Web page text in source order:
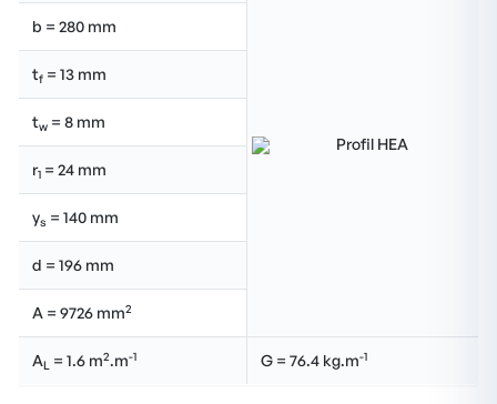
b = 280 mm
tf = 13 mm
tw = 8 mm
r1 = 24 mm
ys = 140 mm
d = 196 mm
A = 9726 mm2
AL = 1.6 m2.m-1 G = 76.4 kg.m-1